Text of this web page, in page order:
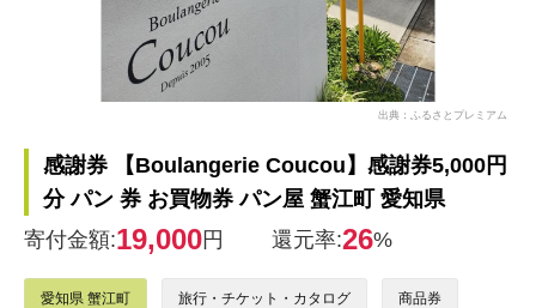
出典：ふるさとプレミアム
感謝券 【Boulangerie Coucou】感謝券5,000円
分 パン 券 お買物券 パン屋 蟹江町 愛知県
寄付金額:19,000円 還元率:26%
愛知県 蟹江町 旅行・チケット・カタログ 商品券